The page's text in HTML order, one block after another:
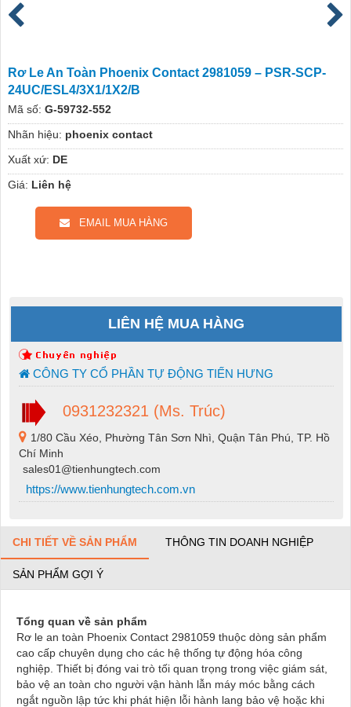
Rơ Le An Toàn Phoenix Contact 2981059 – PSR-SCP-
24UC/ESL4/3X1/1X2/B
Mã số: G-59732-552
Nhãn hiệu: phoenix contact
Xuất xứ: DE
Giá: Liên hệ
EMAIL MUA HÀNG
LIÊN HỆ MUA HÀNG
CÔNG TY CỔ PHẦN TỰ ĐỘNG TIẾN HƯNG
0931232321 (Ms. Trúc)
1/80 Cầu Xéo, Phường Tân Sơn Nhì, Quận Tân Phú, TP. Hồ
Chí Minh
sales01@tienhungtech.com
https://www.tienhungtech.com.vn
CHI TIẾT VỀ SẢN PHẨM THÔNG TIN DOANH NGHIỆP
SẢN PHẨM GỢI Ý
Tổng quan về sản phẩm
Rơ le an toàn Phoenix Contact 2981059 thuộc dòng sản phẩm
cao cấp chuyên dụng cho các hệ thống tự động hóa công
nghiệp. Thiết bị đóng vai trò tối quan trọng trong việc giám sát,
bảo vệ an toàn cho người vận hành lẫn máy móc bằng cách
ngắt nguồn lập tức khi phát hiện lỗi hành lang bảo vệ hoặc khi